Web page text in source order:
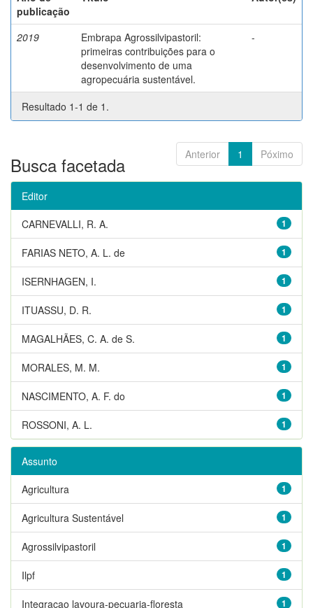
publicação
2019
Embrapa Agrossilvipastoril:
primeiras contribuições para o
desenvolvimento de uma
agropecuária sustentável.
-
Resultado 1-1 de 1.
Anterior 1 Póximo
Busca facetada
Editor
1
CARNEVALLI, R. A.
1
FARIAS NETO, A. L. de
1
ISERNHAGEN, I.
1
ITUASSU, D. R.
1
MAGALHÃES, C. A. de S.
1
MORALES, M. M.
1
NASCIMENTO, A. F. do
1
ROSSONI, A. L.
Assunto
1
Agricultura
1
Agricultura Sustentável
1
Agrossilvipastoril
1
Ilpf
1
Integracao lavoura-pecuaria-floresta